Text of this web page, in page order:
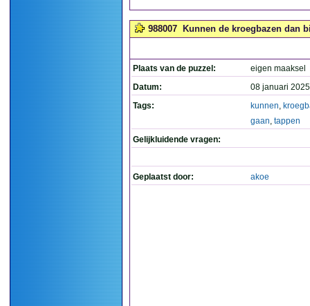
988007 Kunnen de kroegbazen dan
Plaats van de puzzel:
eigen maaksel
Datum:
08 januari
Tags:
kunnen,
gaan, tappen
Gelijkluidende vragen:
Geplaatst door: akoe